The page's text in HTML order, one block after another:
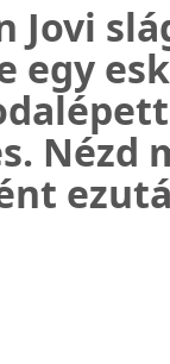
Jovi
egy
Nézd